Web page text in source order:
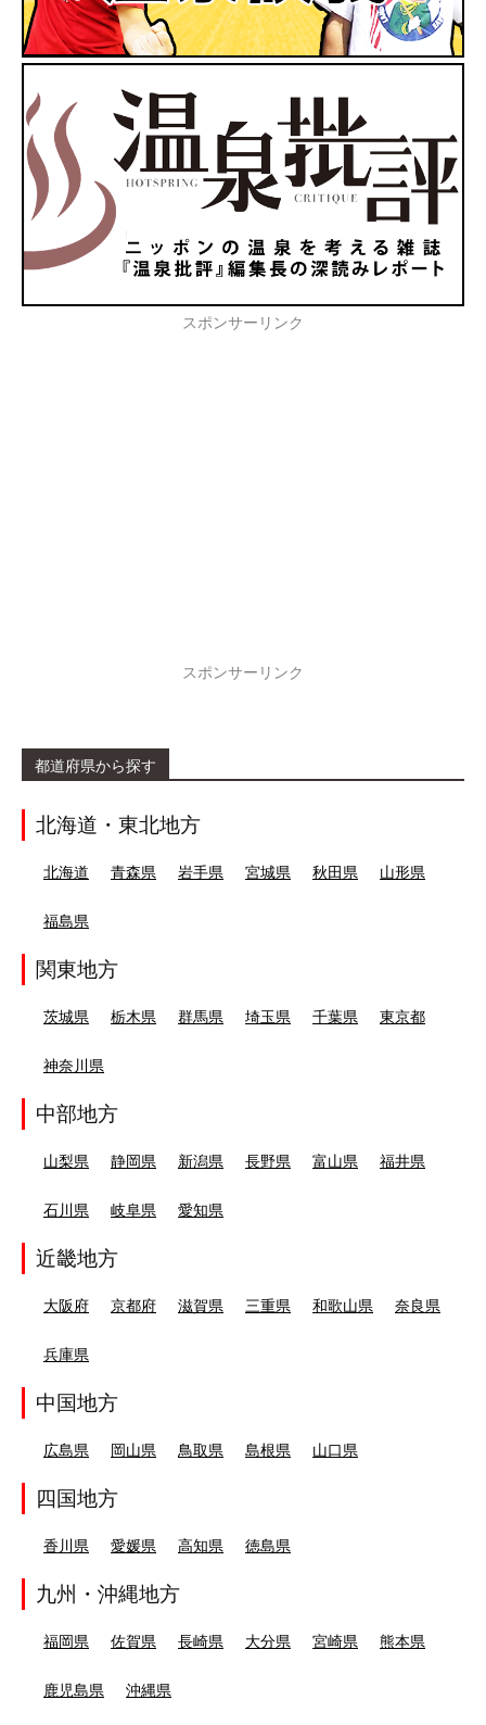
スポンサーリンク
スポンサーリンク
都道府県から探す
北海道・東北地方
北海道 青森県 岩手県 宮城県 秋田県 山形県
福島県
関東地方
茨城県 栃木県 群馬県 埼玉県 千葉県 東京都
神奈川県
中部地方
山梨県 静岡県 新潟県 長野県 富山県 福井県
石川県 岐阜県 愛知県
近畿地方
大阪府 京都府 滋賀県 三重県 和歌山県 奈良県
兵庫県
中国地方
広島県 岡山県 鳥取県 島根県 山口県
四国地方
香川県 愛媛県 高知県 徳島県
九州・沖縄地方
福岡県 佐賀県 長崎県 大分県 宮崎県 熊本県
鹿児島県 沖縄県